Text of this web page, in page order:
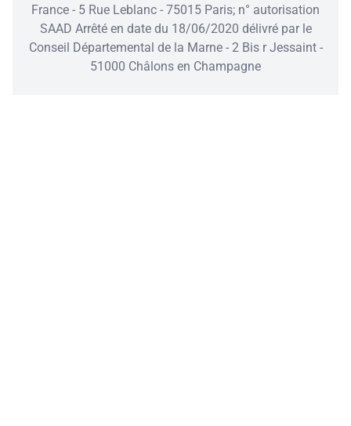
France - 5 Rue Leblanc - 75015 Paris; n° autorisation
SAAD Arrêté en date du 18/06/2020 délivré par le
Conseil Départemental de la Marne - 2 Bis r Jessaint -
51000 Châlons en Champagne